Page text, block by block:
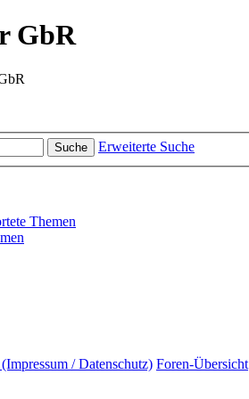
GbR
Suche Erweiterte Suche
Themen
/ Datenschutz) Foren-Übersicht